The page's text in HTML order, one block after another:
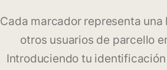
Cada marcador representa una
otros usuarios de parcello
Introduciendo tu